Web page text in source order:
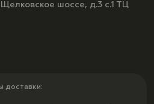
шоссе, д.3 с.1 ТЦ
доставки: